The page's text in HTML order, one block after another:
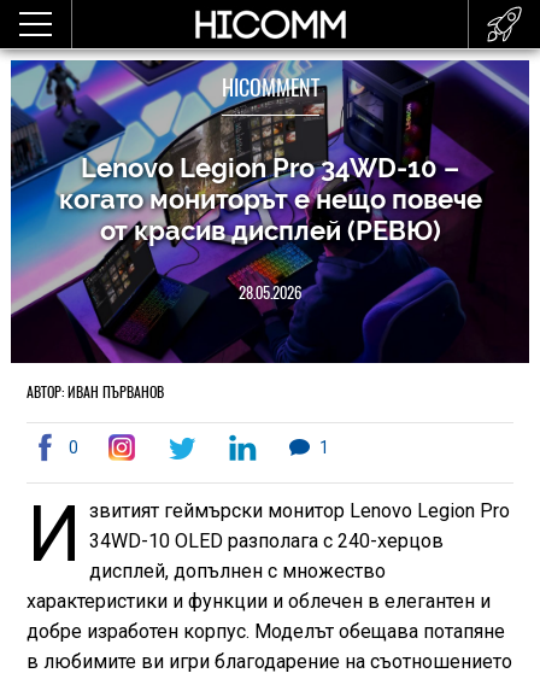
HICOMMENT
Lenovo Legion Pro 34WD-10 –
когато мониторът е нещо повече
от красив дисплей (РЕВЮ)
28.05.2026
АВТОР: ИВАН ПЪРВАНОВ
0 1
И
звитият геймърски монитор Lenovo Legion Pro
34WD-10 OLED разполага с 240-херцов
дисплей, допълнен с множество
характеристики и функции и облечен в елегантен и
добре изработен корпус. Моделът обещава потапяне
в любимите ви игри благодарение на съотношението